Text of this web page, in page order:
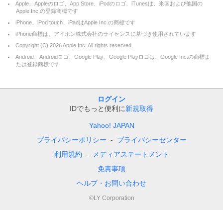
Apple、Appleのロゴ、App Store、iPodのロゴ、iTunesは、米国および他国の
Apple Inc.の登録商標です
iPhone、iPod touch、iPadはApple Inc.の商標です
iPhone商標は、アイホン株式会社のライセンスに基づき使用されています
Copyright (C) 2026Apple Inc. All rights reserved.
Android、Androidロゴ、Google Play、Google Playロゴは、Google Inc.の商標ま
たは登録商標です
ログイン
IDでもっと便利に新規取得
Yahoo! JAPAN
プライバシーポリシー
プライバシーセンター
利用規約
メディアステートメント
免責事項
ヘルプ・お問い合わせ
©LY Corporation